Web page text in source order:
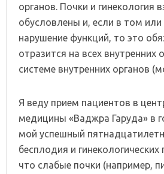
органов. Почки и гинекология
обусловлены и, если в том или
нарушение функций, то это
отразится на всех внутренних
системе внутренних органов
Я веду прием пациентов в
медицины «Ваджра Гаруда» в
мой успешный
бесплодия и
что слабые почки (например,